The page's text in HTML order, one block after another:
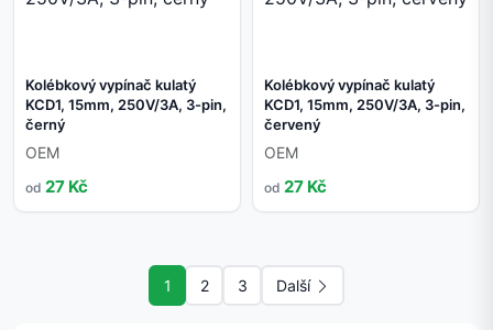
Kolébkový vypínač kulatý
KCD1, 15mm, 250V/3A, 3-pin,
černý
OEM
od 27 Kč
Kolébkový vypínač kulatý
KCD1, 15mm, 250V/3A, 3-pin,
červený
OEM
od 27 Kč
1 2 3 Další